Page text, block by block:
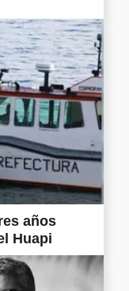
años
Huapi